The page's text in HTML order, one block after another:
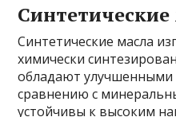
Синтетические
Синтетические масла
химически
обладают улучшенными
сравнению с
устойчивы к высоким